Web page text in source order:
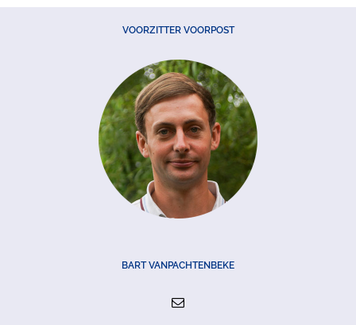
VOORZITTER VOORPOST
BART VANPACHTENBEKE